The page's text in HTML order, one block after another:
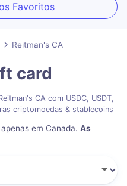
Favoritos
Reitman's CA
card
CA com USDC, USDT,
criptomoedas & stablecoins
em Canada. As